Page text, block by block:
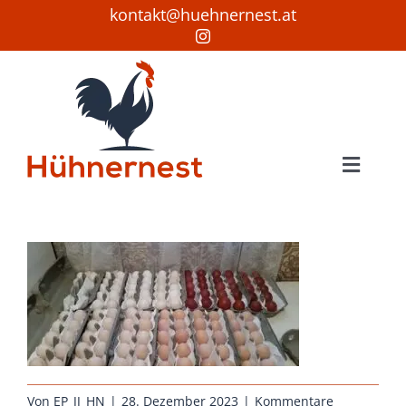
kontakt@huehnernest.at
Toggle
Hühner
Bruteier
Verkauf
Wissenswertes
Von EP_JJ_HN | 28. Dezember 2023 | Kommentare